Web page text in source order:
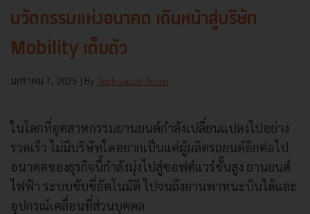
นวัตกรรมแห่งอนาคต เดินหน้าสู่บริษัท
Mobility เต็มตัว
มกราคม 7, 2025 | By Techsauce Team
ในโลกที่อุตสาหกรรมยานยนต์กำลังเปลี่ยนแปลงไปอย่าง
รวดเร็ว ไม่มีบริษัทใดอยากเป็นแค่ผู้ผลิตรถยนต์อีกต่อไป
อนาคตของธุรกิจนี้กำลังมุ่งไปสู่ซอฟต์แวร์ขั้นสูง ยานยนต์
ไฟฟ้า ระบบขับขี่อัตโนมัติ ไปจนถึงยานพาหนะบินได้และ
อุปกรณ์เคลื่อนที่ส่วนบุคคล